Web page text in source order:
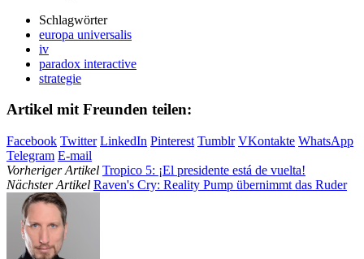
Schlagwörter
europa universalis
iv
paradox interactive
strategie
Artikel mit Freunden teilen:
Facebook Twitter LinkedIn Pinterest Tumblr VKontakte WhatsApp
Telegram E-mail
Vorheriger Artikel Tropico 5: ¡El presidente está de vuelta!
Nächster Artikel Raven's Cry: Reality Pump übernimmt das Ruder